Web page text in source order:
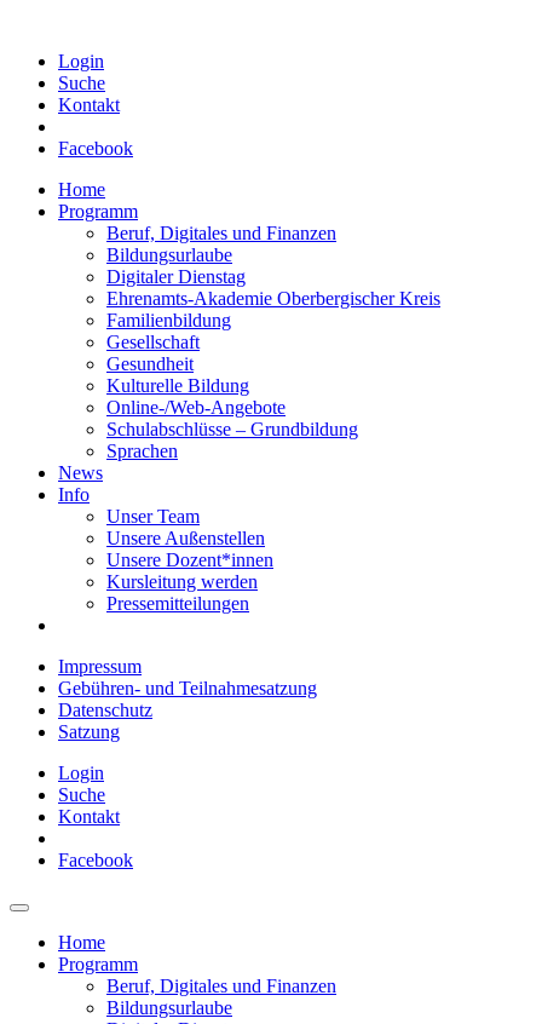
Login
Suche
Kontakt
Facebook
Home
Programm
Beruf, Digitales und Finanzen
Bildungsurlaube
Digitaler Dienstag
Ehrenamts-Akademie Oberbergischer Kreis
Familienbildung
Gesellschaft
Gesundheit
Kulturelle Bildung
Online-/Web-Angebote
Schulabschlüsse – Grundbildung
Sprachen
News
Info
Unser Team
Unsere Außenstellen
Unsere Dozent*innen
Kursleitung werden
Pressemitteilungen
Impressum
Gebühren- und Teilnahmesatzung
Datenschutz
Satzung
Login
Suche
Kontakt
Facebook
Home
Programm
Beruf, Digitales und Finanzen
Bildungsurlaube